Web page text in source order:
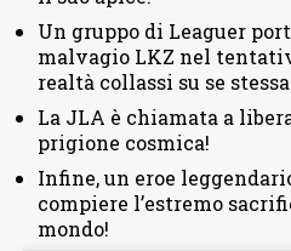
Un gruppo di Leaguer
malvagio LKZ nel
realtà collassi su se
La JLA è chiamata a
prigione cosmica!
Infine, un eroe
compiere l’estremo
mondo!